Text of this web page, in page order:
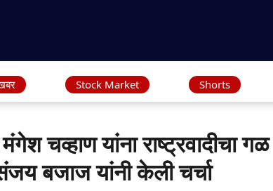
Stock Market Shorts
चव्हाण यांना राष्ट्रवादीचा
बजाज यांनी केली चर्चा